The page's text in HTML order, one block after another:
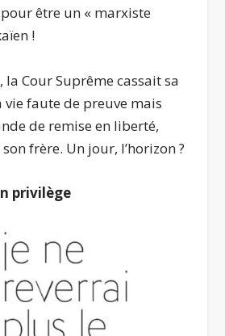
pour être un « marxiste
!
la Cour Suprême cassait sa
faute de preuve mais
de remise en liberté,
frère. Un jour, l’horizon ?
privilège